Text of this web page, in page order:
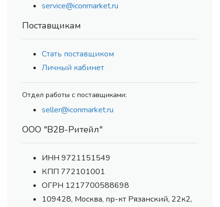
service@iconmarket.ru
Поставщикам
Стать поставщиком
Личный кабинет
Отдел работы с поставщиками:
seller@iconmarket.ru
ООО "В2В-Ритейл"
ИНН 9721151549
КПП 772101001
ОГРН 1217700588698
109428, Москва, пр-кт Рязанский, 22к2,